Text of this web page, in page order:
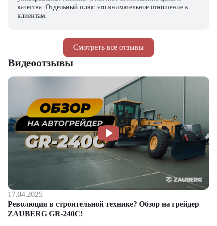
Смотреть все отзывы
качества. Отдельный плюс это внимательное отношение к
клиентам.
Видеоотзывы
17.04.2025
Революция в строительной технике? Обзор на грейдер
ZAUBERG GR-240C!